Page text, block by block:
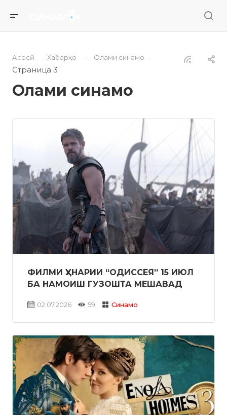
Асосӣ — Хабарҳо — Олами синамо
—
Страница 3
Олами синамо
02.07.2026 59 Синамо
ФИЛМИ ҲУНАРИИ “ОДИССЕЯ” 15 ИЮЛ
БА НАМОИШ ГУЗОШТА МЕШАВАД